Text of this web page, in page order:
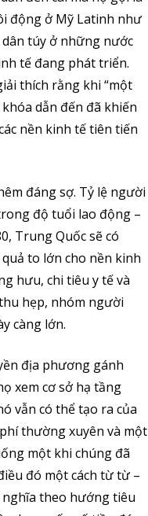
động ở Mỹ Latinh như
dân túy ở những nước
tế đang phát triển.
thích rằng khi “một
dẫn đến đã khiến
nền kinh tế tiên tiến
đáng sợ. Tỷ lệ người
độ tuổi lao động –
Trung Quốc sẽ có
to lớn cho nền kinh
hưu, chi tiêu y tế và
hẹp, nhóm người
càng lớn.
địa phương gánh
xem cơ sở hạ tầng
vẫn có thể tạo ra của
thường xuyên và một
một khi chúng đã
đó một cách từ từ –
nghĩa theo hướng tiêu